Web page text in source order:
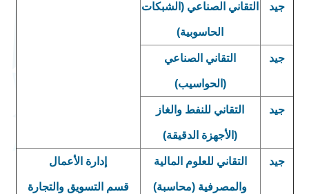
جيد التقاني الصناعي (الشبكات
الحاسوبية)
جيد التقاني الصناعي
(الحواسيب)
جيد التقاني للنفط والغاز
(الأجهزة الدقيقة)
جيد التقاني للعلوم المالية
والمصرفية (محاسبة)
إدارة الأعمال
قسم التسويق والتجارة